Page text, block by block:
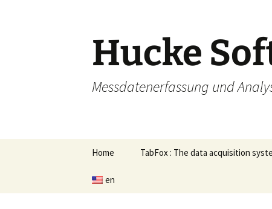
Hucke
Messdatenerfassung und
Home TabFox : The data acquisition
en